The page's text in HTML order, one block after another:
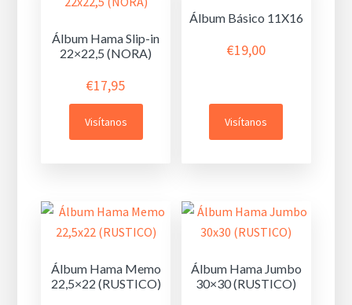
Álbum Hama Slip-in
22×22,5 (NORA)
€17,95
Visítanos
Álbum Básico 11X16
€19,00
Visítanos
Álbum Hama Memo
22,5×22 (RUSTICO)
Álbum Hama Jumbo
30×30 (RUSTICO)